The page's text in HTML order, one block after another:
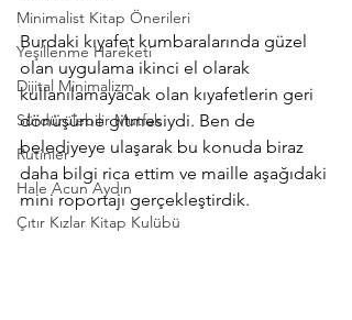
Minimalist Kitap Önerileri
Yeşillenme Hareketi
Dijital Minimalizm
Sürdürülebilir Mutfak
Rutinler
Hale Acun Aydın
Çıtır Kızlar Kitap Kulübü
Burdaki kıyafet kumbaralarında güzel
olan uygulama ikinci el olarak
kullanılamayacak olan kıyafetlerin geri
dönüşüme gitmesiydi. Ben de
belediyeye ulaşarak bu konuda biraz
daha bilgi rica ettim ve maille aşağıdaki
mini roportajı gerçekleştirdik.